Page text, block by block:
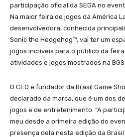
participação oficial da SEGA no
Na maior feira de jogos da América
desenvolvedora, conhecida
Sonic the Hedgehog™, vai ter um
jogos incríveis para o público da
atividades e jogos mostrados na
O CEO e fundador da Brasil Game
declarado da marca, que é um dos
jogos e de entretenimento. “A
meu desde a primeira edição do
presença dela nesta edição da